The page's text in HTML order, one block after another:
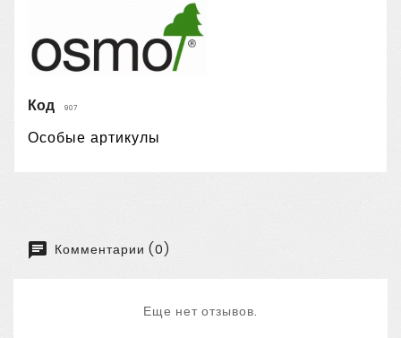
Код 907
Особые артикулы
Комментарии (0)
Еще нет отзывов.